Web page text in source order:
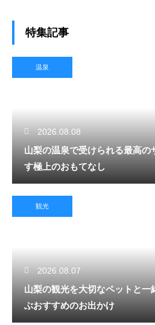
特集記事
温泉
2026.08.08
山梨の温泉で受けられる最高の
す極上のおもてなし
観光
2026.08.07
山梨の観光を大切なペットと一
ぶおすすめのお出かけ